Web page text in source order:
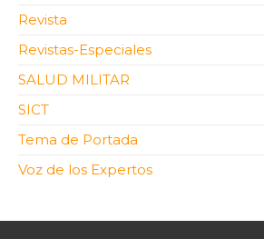
Revista
Revistas-Especiales
SALUD MILITAR
SICT
Tema de Portada
Voz de los Expertos